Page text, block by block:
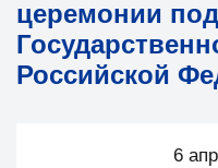
церемонии
Российской
6